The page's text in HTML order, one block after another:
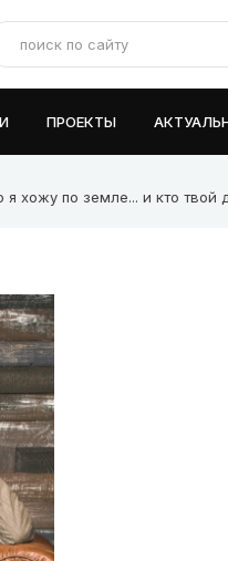
ПРОЕКТЫ
хожу по земле... и кто твой